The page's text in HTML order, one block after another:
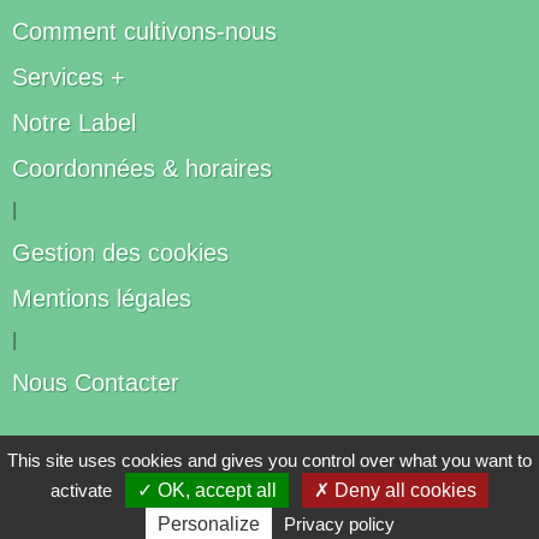
Comment cultivons-nous
Services +
Notre Label
Coordonnées & horaires
Gestion des cookies
Mentions légales
Nous Contacter
Les artisans du végétal
Horticulteurs et pépinièristes de France
This site uses cookies and gives you control over what you want to
activate
✓ OK, accept all
✗ Deny all cookies
Personalize
Privacy policy